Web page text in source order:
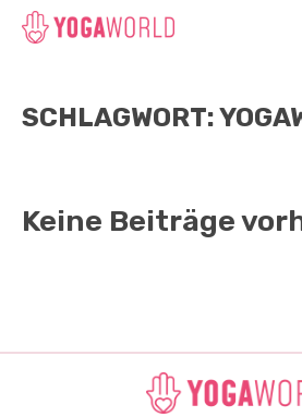
SCHLAGWORT:
Keine Beiträge